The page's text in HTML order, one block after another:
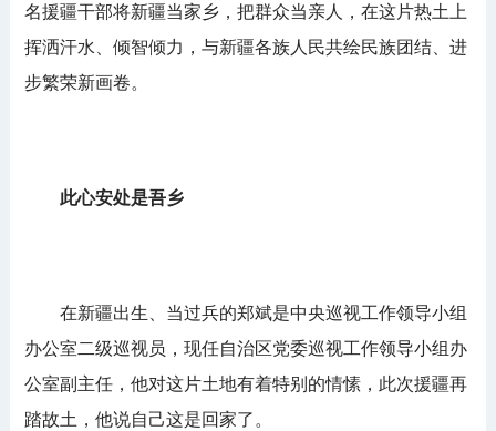
名援疆干部将新疆当家乡，把群众当亲人，在这片热土上
挥洒汗水、倾智倾力，与新疆各族人民共绘民族团结、进
步繁荣新画卷。
此心安处是吾乡
在新疆出生、当过兵的郑斌是中央巡视工作领导小组
办公室二级巡视员，现任自治区党委巡视工作领导小组办
公室副主任，他对这片土地有着特别的情愫，此次援疆再
踏故土，他说自己这是回家了。